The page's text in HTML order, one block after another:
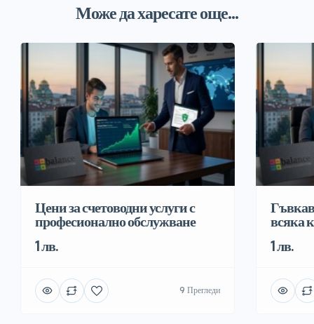
Може да харесате още...
Цени за счетоводни услуги с
професионално обслужване
1 лв.
9 Прегледи
всяка
1 лв.